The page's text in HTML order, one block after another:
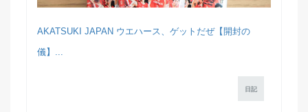
AKATSUKI JAPAN ウエハース、ゲットだぜ【開封の
儀】...
日記